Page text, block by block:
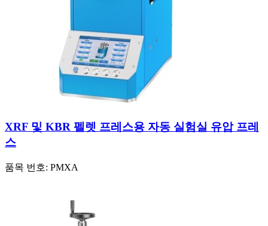
XRF 및 KBR 펠렛 프레스용 자동 실험실 유압 프레
스
품목 번호: PMXA